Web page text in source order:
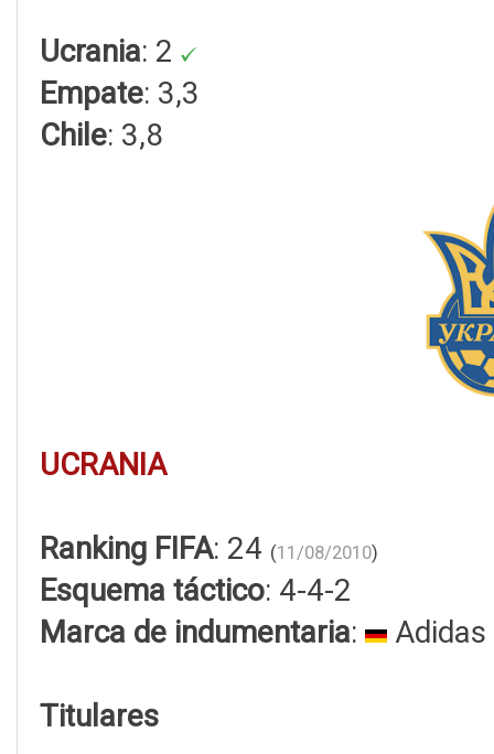
Ucrania: 2
Empate: 3,3
Chile: 3,8
UCRANIA
Ranking FIFA: 24 (11/08/2010)
Esquema táctico: 4-4-2
Marca de indumentaria: Adidas
Titulares